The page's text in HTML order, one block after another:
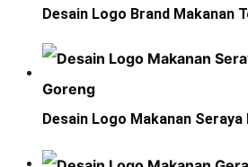
Desain Logo Brand Makanan
Desain Logo Makanan